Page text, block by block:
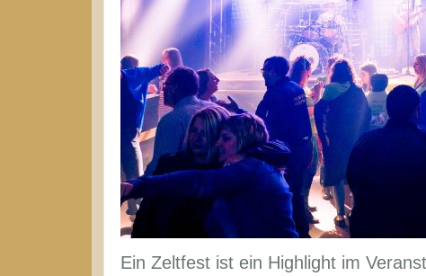
Ein Zeltfest ist ein Highlight im